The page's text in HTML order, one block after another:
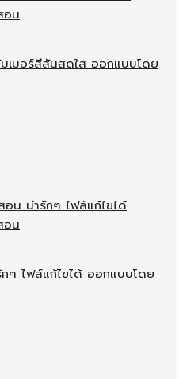
เมอร์สีสันสดใส ออกแบบโดย
ๆ ไฟล์แก้ไขได้ ออกแบบโดย